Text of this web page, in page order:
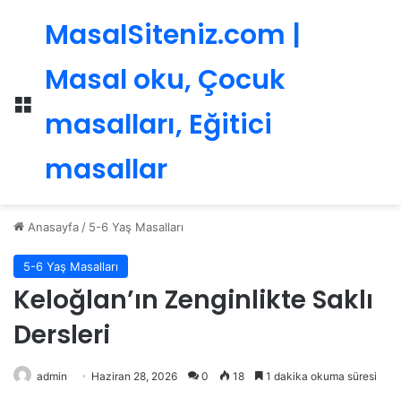
Menü
MasalSiteniz.com |
Masal oku, Çocuk
masalları, Eğitici
masallar
Anasayfa / 5-6 Yaş Masalları
5-6 Yaş Masalları
Keloğlan’ın Zenginlikte Saklı
Dersleri
admin Haziran 28, 2026 0 18 1 dakika okuma süresi